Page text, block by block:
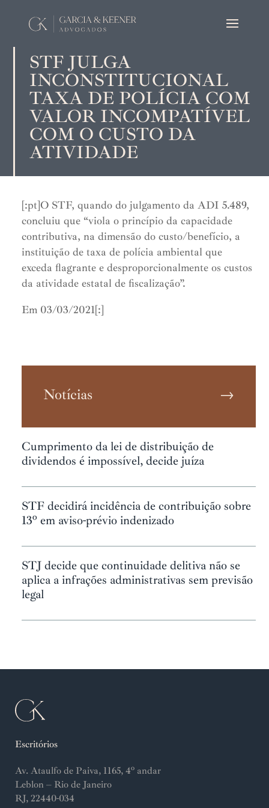
STF JULGA
INCONSTITUCIONAL
TAXA DE POLÍCIA COM
VALOR INCOMPATÍVEL
COM O CUSTO DA
ATIVIDADE
[:pt]O STF, quando do julgamento da ADI 5.489,
concluiu que “viola o princípio da capacidade
contributiva, na dimensão do custo/benefício, a
instituição de taxa de polícia ambiental que
exceda flagrante e desproporcionalmente os custos
da atividade estatal de fiscalização”.
Em 03/03/2021[:]
Notícias →
Cumprimento da lei de distribuição de
dividendos é impossível, decide juíza
STF decidirá incidência de contribuição sobre
13º em aviso-prévio indenizado
STJ decide que continuidade delitiva não se
aplica a infrações administrativas sem previsão
legal
Escritórios
Av. Ataulfo de Paiva, 1165, 4º andar
Leblon – Rio de Janeiro
RJ, 22440-034